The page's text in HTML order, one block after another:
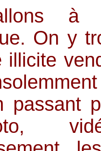
à
On y
illicite
passant